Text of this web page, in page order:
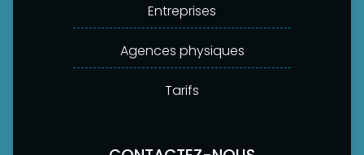
Entreprises
Agences physiques
Tarifs